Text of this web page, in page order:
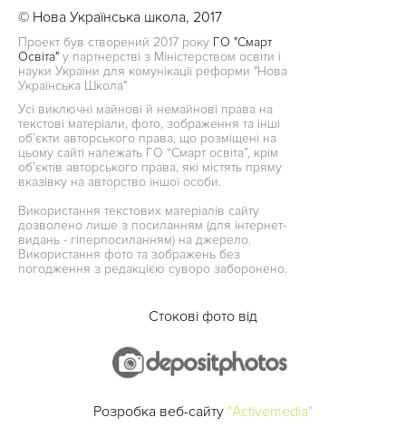
© Нова Українська школа, 2017
Проект був створений 2017 року ГО "Смарт
Освіта" у партнерстві з Міністерством освіти і
науки України для комунікації реформи "Нова
Українська Школа"
Усі виключні майнові й немайнові права на
текстові матеріали, фото, зображення та інші
об’єкти авторського права, що розміщені на
цьому сайті належать ГО “Смарт освіта”, крім
об’єктів авторського права, які містять пряму
вказівку на авторство іншої особи.
Використання текстових матеріалів сайту
дозволено лише з посиланням (для інтернет-
видань - гіперпосиланням) на джерело.
Використання фото та зображень без
погодження з редакцією суворо заборонено.
Стокові фото від
Розробка веб-сайту "Activemedia"